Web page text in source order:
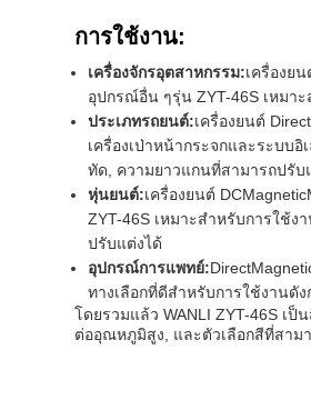
การใช้งาน:
เครื่องจักรอุตสาหกรรม:เครื่องย
อุปกรณ์อื่น ๆรุ่น ZYT-46S เหมา
ประเภทรถยนต์:เครื่องยนต์
เครื่องเป่าหน้ากระจกและระบบ
ทัด, ความยาวแกนที่สามารถปรั
หุ่นยนต์:เครื่องยนต์
ZYT-46S เหมาะสําหรับการใช้
ปรับแต่งได้
อุปกรณ์การแพทย์:
ทางเลือกที่ดีสําหรับการใช้งานดั
โดยรวมแล้ว WANLI ZYT-46S เ
ต่ออุณหภูมิสูง, และตัวเลือกสีที่สาม